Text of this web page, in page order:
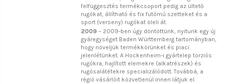
felfüggesztés termékcsoport pedig az ültető
rugókat, állítható és fix futómű szetteket és a
sport (verseny) rugókat öleli át.
2009 – 2009-ben úgy döntöttünk, nyitunk egy új
gyáregységet Baden Württemberg tartományban,
hogy növeljük termékkörünket és piaci
jelenlétünket. A Hockenheim-i gyártelep torziós
rugókra, hajlított elemekre (alkatrészek) és
rugósalátétekre specializálódott. Továbbá, a
régió vásárlóit közvetlenül innen látjuk el.